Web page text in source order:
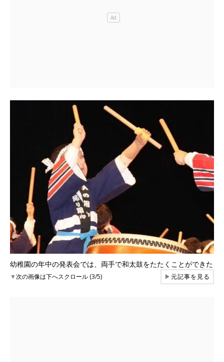
幼稚園の年中の発表会では、両手で和太鼓をたたくことができた
▼次の画像は下へスクロール (3/5) ▶元記事を見る